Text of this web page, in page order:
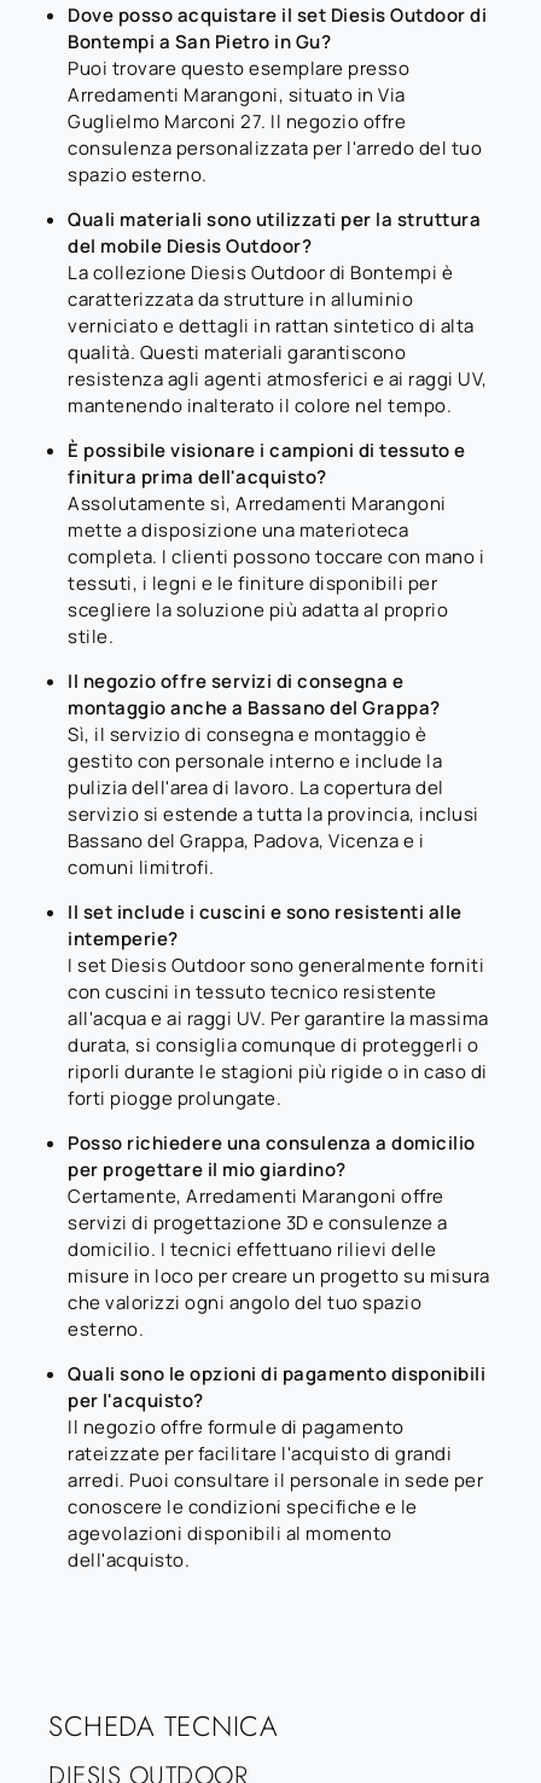
Dove posso acquistare il set Diesis Outdoor di
Bontempi a San Pietro in Gu?
Puoi trovare questo esemplare presso
Arredamenti Marangoni, situato in Via
Guglielmo Marconi 27. Il negozio offre
consulenza personalizzata per l'arredo del tuo
spazio esterno.
Quali materiali sono utilizzati per la struttura
del mobile Diesis Outdoor?
La collezione Diesis Outdoor di Bontempi è
caratterizzata da strutture in alluminio
verniciato e dettagli in rattan sintetico di alta
qualità. Questi materiali garantiscono
resistenza agli agenti atmosferici e ai raggi UV,
mantenendo inalterato il colore nel tempo.
È possibile visionare i campioni di tessuto e
finitura prima dell'acquisto?
Assolutamente sì, Arredamenti Marangoni
mette a disposizione una materioteca
completa. I clienti possono toccare con mano i
tessuti, i legni e le finiture disponibili per
scegliere la soluzione più adatta al proprio
stile.
Il negozio offre servizi di consegna e
montaggio anche a Bassano del Grappa?
Sì, il servizio di consegna e montaggio è
gestito con personale interno e include la
pulizia dell'area di lavoro. La copertura del
servizio si estende a tutta la provincia, inclusi
Bassano del Grappa, Padova, Vicenza e i
comuni limitrofi.
Il set include i cuscini e sono resistenti alle
intemperie?
I set Diesis Outdoor sono generalmente forniti
con cuscini in tessuto tecnico resistente
all'acqua e ai raggi UV. Per garantire la massima
durata, si consiglia comunque di proteggerli o
riporli durante le stagioni più rigide o in caso di
forti piogge prolungate.
Posso richiedere una consulenza a domicilio
per progettare il mio giardino?
Certamente, Arredamenti Marangoni offre
servizi di progettazione 3D e consulenze a
domicilio. I tecnici effettuano rilievi delle
misure in loco per creare un progetto su misura
che valorizzi ogni angolo del tuo spazio
esterno.
Quali sono le opzioni di pagamento disponibili
per l'acquisto?
Il negozio offre formule di pagamento
rateizzate per facilitare l'acquisto di grandi
arredi. Puoi consultare il personale in sede per
conoscere le condizioni specifiche e le
agevolazioni disponibili al momento
dell'acquisto.
SCHEDA TECNICA
DIESIS OUTDOOR